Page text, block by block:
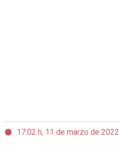
17:02 h, 11 de marzo de 2022